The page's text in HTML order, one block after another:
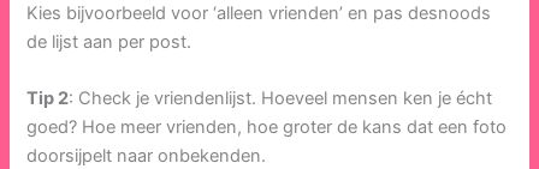
Kies bijvoorbeeld voor ‘alleen vrienden’ en pas desnoods
de lijst aan per post.
Tip 2: Check je vriendenlijst. Hoeveel mensen ken je écht
goed? Hoe meer vrienden, hoe groter de kans dat een foto
doorsijpelt naar onbekenden.